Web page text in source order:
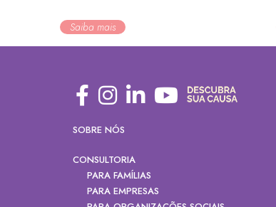
Saiba mais
SOBRE NÓS
CONSULTORIA
PARA FAMÍLIAS
PARA EMPRESAS